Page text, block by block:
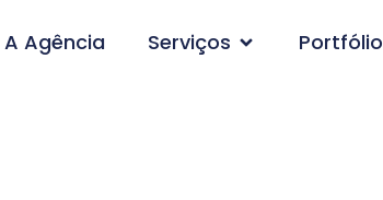
A Agência Serviços Portfólio